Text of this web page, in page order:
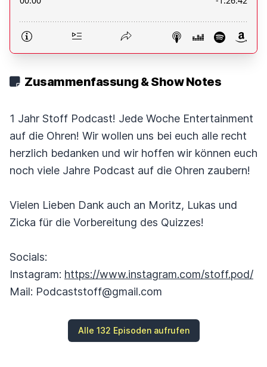
Zusammenfassung & Show Notes
1 Jahr Stoff Podcast! Jede Woche Entertainment
auf die Ohren! Wir wollen uns bei euch alle recht
herzlich bedanken und wir hoffen wir können euch
noch viele Jahre Podcast auf die Ohren zaubern!
Vielen Lieben Dank auch an Moritz, Lukas und
Zicka für die Vorbereitung des Quizzes!
Socials:
Instagram: https://www.instagram.com/stoff.pod/
Mail: Podcaststoff@gmail.com
Alle 132 Episoden aufrufen